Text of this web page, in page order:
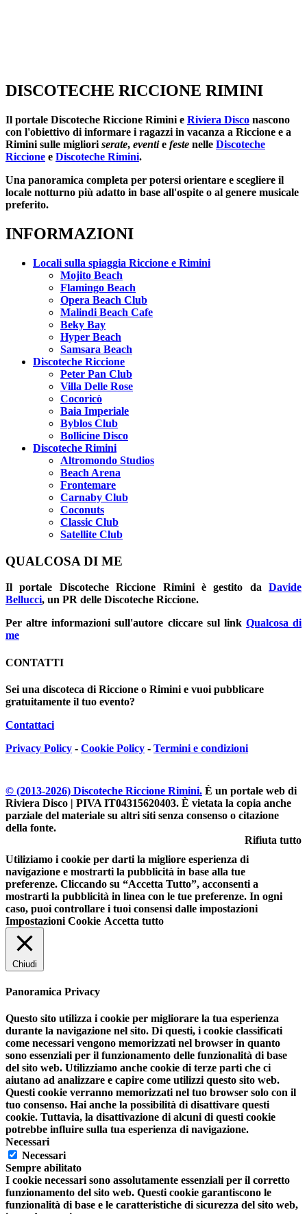
DISCOTECHE RICCIONE RIMINI
Il portale Discoteche Riccione Rimini e Riviera Disco nascono
con l'obiettivo di informare i ragazzi in vacanza a Riccione e a
Rimini sulle migliori serate, eventie feste nelle Discoteche
Riccione e Discoteche Rimini.
Una panoramica completa per potersi orientare e scegliere il
locale notturno più adatto in base all'ospite o al genere musicale
preferito.
INFORMAZIONI
Locali sulla spiaggia Riccione e Rimini
Mojito Beach
Flamingo Beach
Opera Beach Club
Malindi Beach Cafe
Beky Bay
Hyper Beach
Samsara Beach
Discoteche Riccione
Peter Pan Club
Villa Delle Rose
Cocoricò
Baia Imperiale
Byblos Club
Bollicine Disco
Discoteche Rimini
Altromondo Studios
Beach Arena
Frontemare
Carnaby Club
Coconuts
Classic Club
Satellite Club
QUALCOSA DI ME
Il portale Discoteche Riccione Riminiè gestito da Davide
Bellucci, un PR delle Discoteche Riccione.
Per altre informazioni sull'autore cliccare sul link Qualcosa di
me
CONTATTI
Sei una discoteca di Riccione o Rimini e vuoi pubblicare
gratuitamente il tuo evento?
Contattaci
Privacy Policy - Cookie Policy - Termini e condizioni
© (2013-2026) Discoteche Riccione Rimini. È un portale web di
Riviera Disco | PIVA IT04315620403. È vietata la copia anche
parziale del materiale su altri siti senza consenso o citazione
della fonte.
Rifiuta tutto
Utiliziamo i cookie per darti la migliore esperienza di
navigazione e mostrarti la pubblicità in base alla tue
preferenze. Cliccando su “Accetta Tutto”, acconsenti a
mostrarti la pubblicità in linea con le tue preferenze. In ogni
caso, puoi controllare i tuoi consensi dalle impostazioni
Impostazioni Cookie Accetta tutto
Chiudi
Panoramica Privacy
Questo sito utilizza i cookie per migliorare la tua esperienza
durante la navigazione nel sito. Di questi, i cookie classificati
come necessari vengono memorizzati nel browser in quanto
sono essenziali per il funzionamento delle funzionalità di base
del sito web. Utilizziamo anche cookie di terze parti che ci
aiutano ad analizzare e capire come utilizzi questo sito web.
Questi cookie verranno memorizzati nel tuo browser solo con il
tuo consenso. Hai anche la possibilità di disattivare questi
cookie. Tuttavia, la disattivazione di alcuni di questi cookie
potrebbe influire sulla tua esperienza di navigazione.
Necessari
Necessari
Sempre abilitato
I cookie necessari sono assolutamente essenziali per il corretto
funzionamento del sito web. Questi cookie garantiscono le
funzionalità di base e le caratteristiche di sicurezza del sito web,